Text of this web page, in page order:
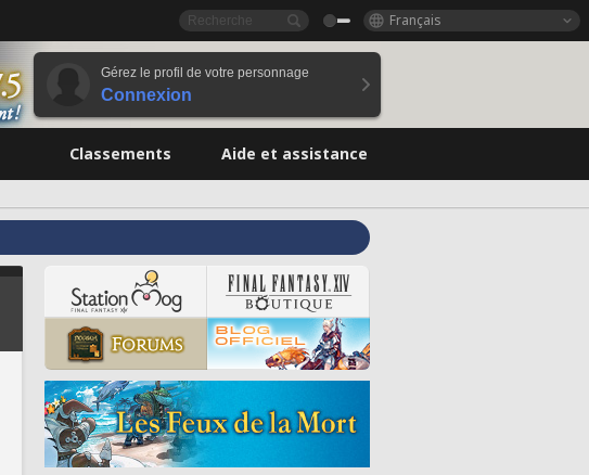
Français
Gérez le profil de votre personnage
Connexion
Classements Aide et assistance